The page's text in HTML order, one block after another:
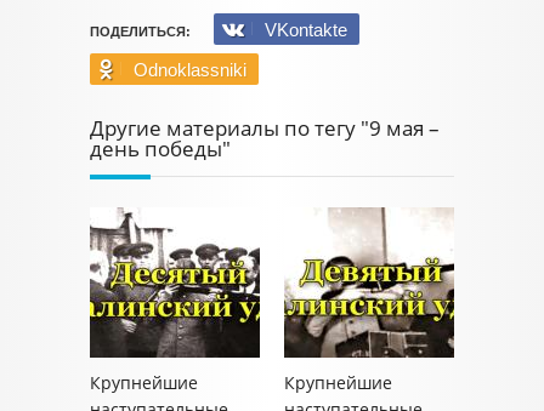
ПОДЕЛИТЬСЯ:
VKontakte
Odnoklassniki
Другие материалы по тегу "9 мая –
день победы"
Крупнейшие
Крупнейшие